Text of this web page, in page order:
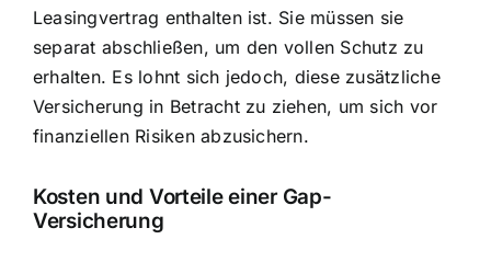
Leasingvertrag enthalten ist. Sie müssen sie
separat abschließen, um den vollen Schutz zu
erhalten. Es lohnt sich jedoch, diese zusätzliche
Versicherung in Betracht zu ziehen, um sich vor
finanziellen Risiken abzusichern.
Kosten und Vorteile einer Gap-
Versicherung